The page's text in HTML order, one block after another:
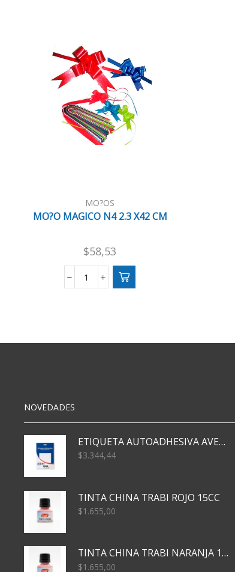
MO?OS
MO?O MAGICO N4 2.3 X42 CM
$58,53
MO?
X42
NOVEDADES
ETIQUETA AUTOADHESIVA AVERY 3026 30H 20 X 70
$3.344,44
TINTA CHINA TRABI ROJO 15CC
$1.655,00
TINTA CHINA TRABI NARANJA 15CC
$1.655,00